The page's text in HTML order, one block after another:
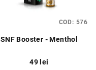
SNF Booster - Menthol
49 lei
COD: 576